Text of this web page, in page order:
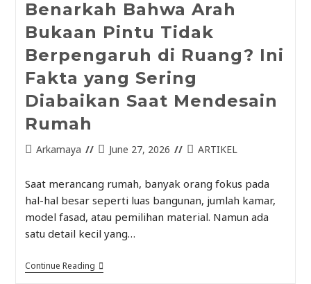
Benarkah Bahwa Arah
Bukaan Pintu Tidak
Berpengaruh di Ruang? Ini
Fakta yang Sering
Diabaikan Saat Mendesain
Rumah
Arkamaya June 27, 2026 ARTIKEL
Saat merancang rumah, banyak orang fokus pada
hal-hal besar seperti luas bangunan, jumlah kamar,
model fasad, atau pemilihan material. Namun ada
satu detail kecil yang…
Continue Reading